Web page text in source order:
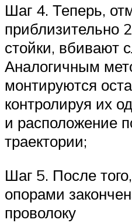
Шаг 4. Теперь,
приблизительно
стойки, вбивают
Аналогичным
монтируются
контролируя их
и расположение
траектории;
Шаг 5. После
опорами
проволоку